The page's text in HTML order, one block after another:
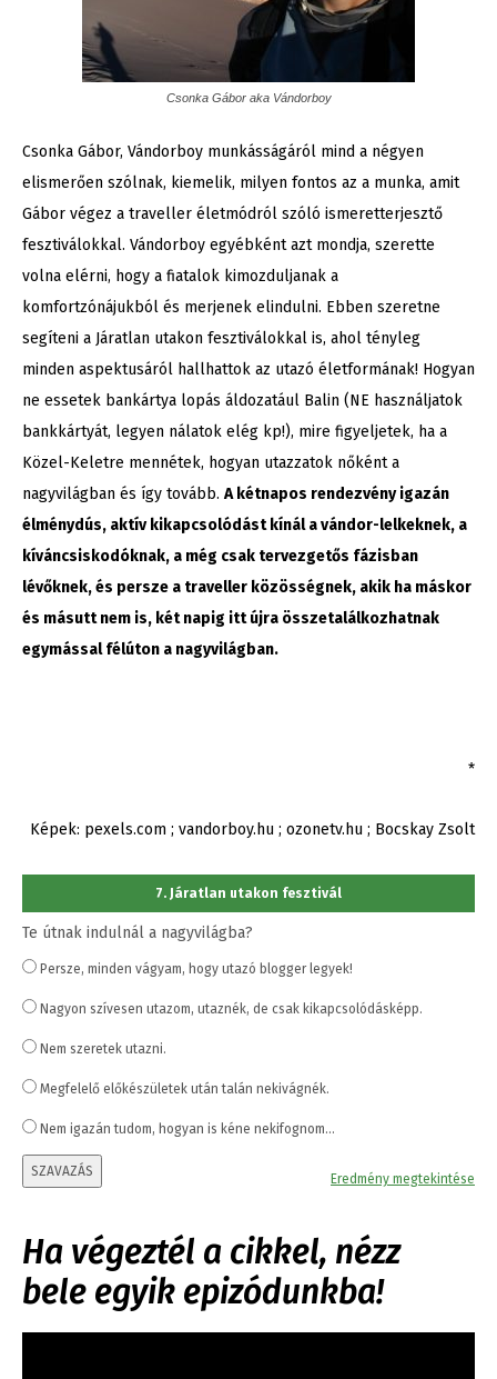
Csonka Gábor aka Vándorboy
Csonka Gábor, Vándorboy munkásságáról mind a négyen
elismerően szólnak, kiemelik, milyen fontos az a munka, amit
Gábor végez a traveller életmódról szóló ismeretterjesztő
fesztiválokkal. Vándorboy egyébként azt mondja, szerette
volna elérni, hogy a fiatalok kimozduljanak a
komfortzónájukból és merjenek elindulni. Ebben szeretne
segíteni a Járatlan utakon fesztiválokkal is, ahol tényleg
minden aspektusáról hallhattok az utazó életformának! Hogyan
ne essetek bankártya lopás áldozatául Balin (NE használjatok
bankkártyát, legyen nálatok elég kp!), mire figyeljetek, ha a
Közel-Keletre mennétek, hogyan utazzatok nőként a
nagyvilágban és így tovább. A kétnapos rendezvény igazán
élménydús, aktív kikapcsolódást kínál a vándor-lelkeknek, a
kíváncsiskodóknak, a még csak tervezgetős fázisban
lévőknek, és persze a traveller közösségnek, akik ha máskor
és másutt nem is, két napig itt újra összetalálkozhatnak
egymással félúton a nagyvilágban.
*
Képek: pexels.com ; vandorboy.hu ; ozonetv.hu ; Bocskay Zsolt
7. Járatlan utakon fesztivál
Te útnak indulnál a nagyvilágba?
Persze, minden vágyam, hogy utazó blogger legyek!
Nagyon szívesen utazom, utaznék, de csak kikapcsolódásképp.
Nem szeretek utazni.
Megfelelő előkészületek után talán nekivágnék.
Nem igazán tudom, hogyan is kéne nekifognom...
SZAVAZÁS Eredmény megtekintése
Ha végeztél a cikkel, nézz
bele egyik epizódunkba!